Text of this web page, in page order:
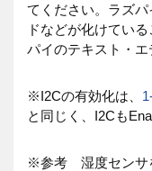
てください。ラズ
ドなどが化けてい
パイのテキスト・エ
※I2Cの有効化は、
と同じく、I2Cも
※参考 湿度センサ